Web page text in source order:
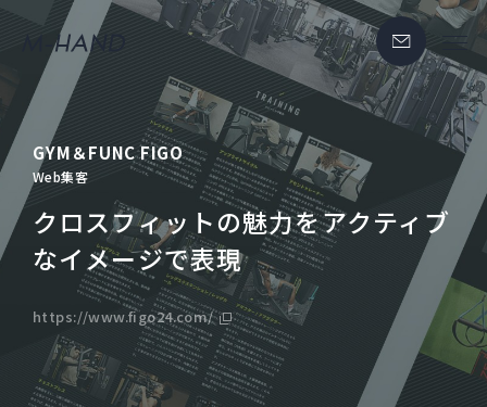
GYM＆FUNC FIGO
Web集客
クロスフィットの魅力をアクティブ
なイメージで表現
https://www.figo24.com/